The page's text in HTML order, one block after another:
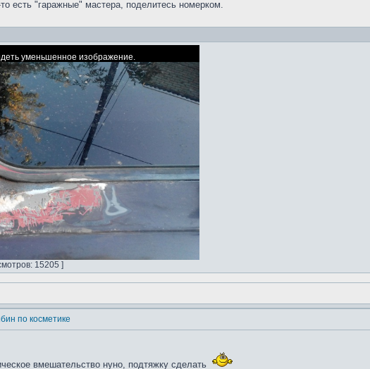
есть "гаражные" мастера, поделитесь номерком.
уменьшенное изображение.
15205 ]
по косметике
вмешательство нуно, подтяжку сделать